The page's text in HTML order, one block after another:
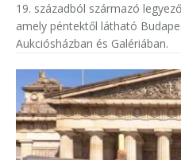
19. századból származó
amely péntektől látható
Aukciósházban és Galériában.